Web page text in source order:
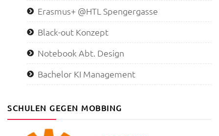
Erasmus+ @HTL Spengergasse
Black-out Konzept
Notebook Abt. Design
Bachelor KI Management
SCHULEN GEGEN MOBBING